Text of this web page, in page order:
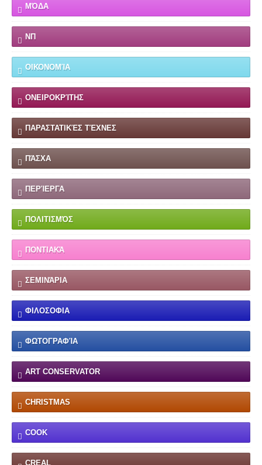
ΜΌΔΑ
ΝΠ
ΟΙΚΟΝΟΜΊΑ
ΟΝΕΙΡΟΚΡΊΤΗΣ
ΠΑΡΑΣΤΑΤΙΚΈΣ ΤΈΧΝΕΣ
ΠΆΣΧΑ
ΠΕΡΊΕΡΓΑ
ΠΟΛΙΤΙΣΜΌΣ
ΠΟΝΤΙΑΚΆ
ΣΕΜΙΝΆΡΙΑ
ΦΙΛΟΣΟΦΙΑ
ΦΩΤΟΓΡΑΦΊΑ
ART CONSERVATOR
CHRISTMAS
COOK
CREAL